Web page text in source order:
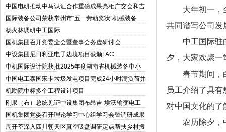
中国电研推动中马认证合作重磅成果亮相广交会和吉
隆坡
国际装备公司荣获常州市“五一劳动奖状”机械装备
杨火林调研中工国际
国机集团召开党委全会暨董事会务虚研讨会
中设集团尼日利亚电子边境项目获颁FAC
中机国际设计院获批2025年度湖南省机械装备中小
微企业核心服务机构
中国电工泰国宋卡垃圾发电项目完成24小时满负荷并
网测试
机勘院中标多个工程设计项目
刚果（布）总统见证中设集团布昂吉-埃沃输变电工
程项目竣工验收并投运
国机集团党委召开理论学习中心组学习会暨调研成果
交流会
周开荃深入四川朝天区真空吸盘调研定点帮扶乡村振
大年初一，
共同谱写公司发
中工国际驻
夕，大家欢聚
春节期间，
员工介绍了具
对中国文化的了
农历除夕，